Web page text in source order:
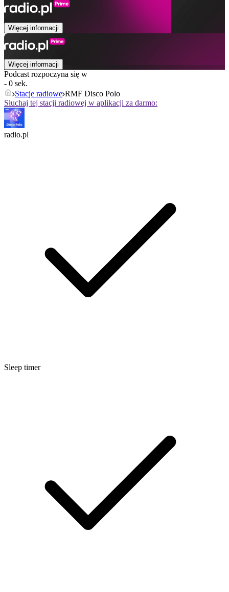
Więcej informacji
Więcej informacji
Podcast rozpoczyna się w
- 0 sek.
Stacje radiowe RMF Disco Polo
Słuchaj tej stacji radiowej w aplikacji za darmo:
radio.pl
Sleep timer